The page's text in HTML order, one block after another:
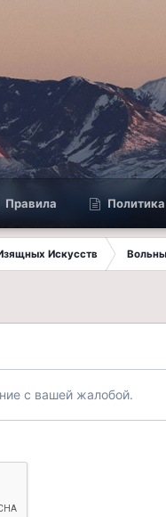
Правила
Искусств
с вашей жалобой.